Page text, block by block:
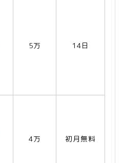
5万 14日
4万 初月無料